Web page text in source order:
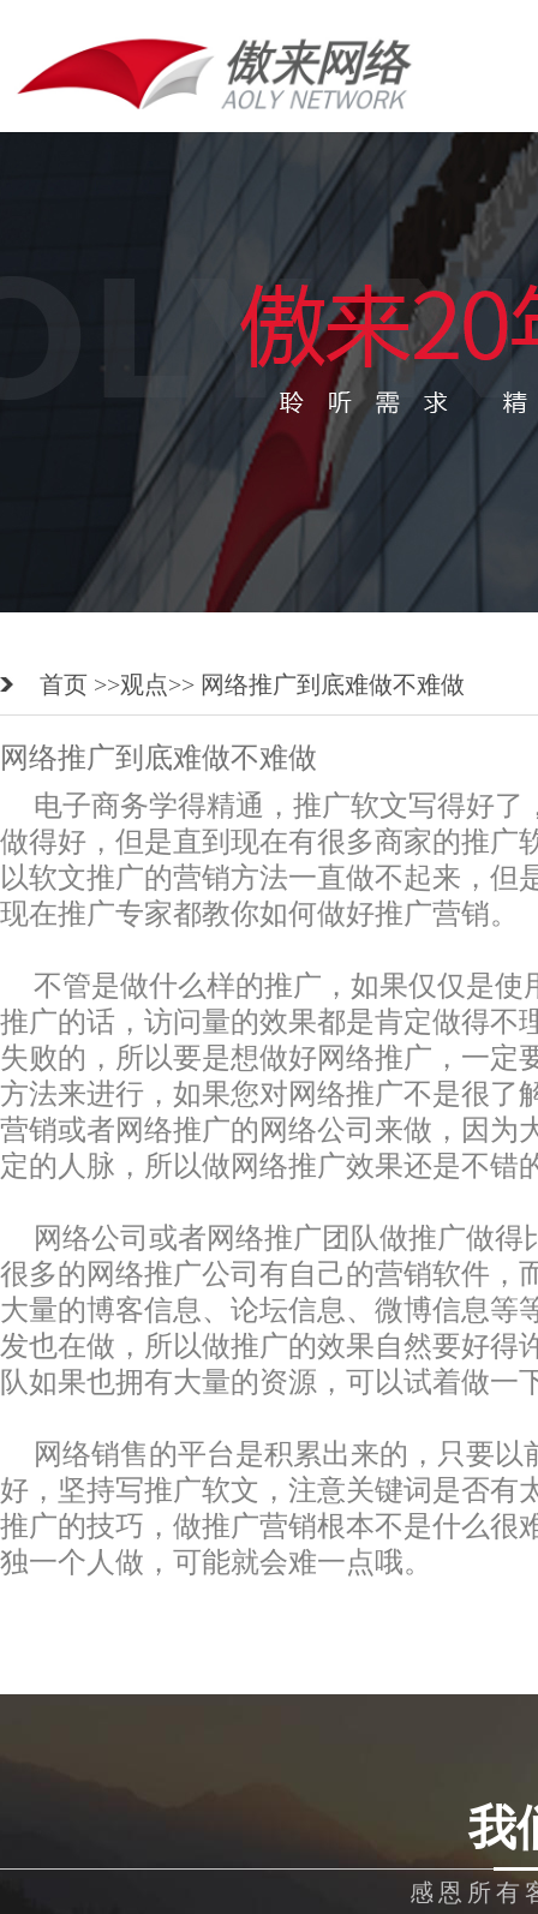
首页 >>观点>> 网络推广到底难做不难做
网络推广到底难做不难做
电子商务学得精通，推广软文写得好了
做得好，但是直到现在有很多商家的推广
以软文推广的营销方法一直做不起来，但
现在推广专家都教你如何做好推广营销。
不管是做什么样的推广，如果仅仅是使
推广的话，访问量的效果都是肯定做得不
失败的，所以要是想做好网络推广，一定
方法来进行，如果您对网络推广不是很了
营销或者网络推广的网络公司来做，因为
定的人脉，所以做网络推广效果还是不错
网络公司或者网络推广团队做推广做
很多的网络推广公司有自己的营销软件，
大量的博客信息、论坛信息、微博信息等
发也在做，所以做推广的效果自然要好得
队如果也拥有大量的资源，可以试着做一
网络销售的平台是积累出来的，只要以
好，坚持写推广软文，注意关键词是否有
推广的技巧，做推广营销根本不是什么很
独一个人做，可能就会难一点哦。
我
感恩所有